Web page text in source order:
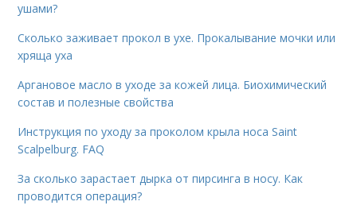
ушами?
Сколько заживает прокол в ухе. Прокалывание мочки или
хряща уха
Аргановое масло в уходе за кожей лица. Биохимический
состав и полезные свойства
Инструкция по уходу за проколом крыла носа Saint
Scalpelburg. FAQ
За сколько зарастает дырка от пирсинга в носу. Как
проводится операция?